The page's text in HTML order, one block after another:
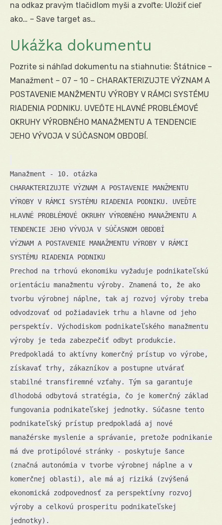
na odkaz pravým tlačidlom myši a zvoľte: Uložiť cieľ
ako… – Save target as…
Ukážka dokumentu
Pozrite si náhľad dokumentu na stiahnutie: Štátnice –
Manažment – 07 – 10 – CHARAKTERIZUJTE VÝZNAM A
POSTAVENIE MANŽMENTU VÝROBY V RÁMCI SYSTÉMU
RIADENIA PODNIKU. UVEĎTE HLAVNÉ PROBLÉMOVÉ
OKRUHY VÝROBNÉHO MANAŽMENTU A TENDENCIE
JEHO VÝVOJA V SÚČASNOM OBDOBÍ.
Manažment - 10. otázka
CHARAKTERIZUJTE VÝZNAM A POSTAVENIE MANŽMENTU
VÝROBY V RÁMCI SYSTÉMU RIADENIA PODNIKU. UVEĎTE
HLAVNÉ PROBLÉMOVÉ OKRUHY VÝROBNÉHO MANAŽMENTU A
TENDENCIE JEHO VÝVOJA V SÚČASNOM OBDOBÍ
VÝZNAM A POSTAVENIE MANAŽMENTU VÝROBY V RÁMCI
SYSTÉMU RIADENIA PODNIKU
Prechod na trhovú ekonomiku vyžaduje podnikateľskú
orientáciu manažmentu výroby. Znamená to, že ako
tvorbu výrobnej náplne, tak aj rozvoj výroby treba
odvodzovať od požiadaviek trhu a hlavne od jeho
perspektív. Východiskom podnikateľského manažmentu
výroby je teda zabezpečiť odbyt produkcie.
Predpokladá to aktívny komerčný prístup vo výrobe,
získavať trhy, zákazníkov a postupne utvárať
stabilné transfiremné vzťahy. Tým sa garantuje
dlhodobá odbytová stratégia, čo je komerčný základ
fungovania podnikateľskej jednotky. Súčasne tento
podnikateľský prístup predpokladá aj nové
manažérske myslenie a správanie, pretože podnikanie
má dve protipólové stránky - poskytuje šance
(značná autonómia v tvorbe výrobnej náplne a v
komerčnej oblasti), ale má aj riziká (zvýšená
ekonomická zodpovednosť za perspektívny rozvoj
výroby a celkovú prosperitu podnikateľskej
jednotky).